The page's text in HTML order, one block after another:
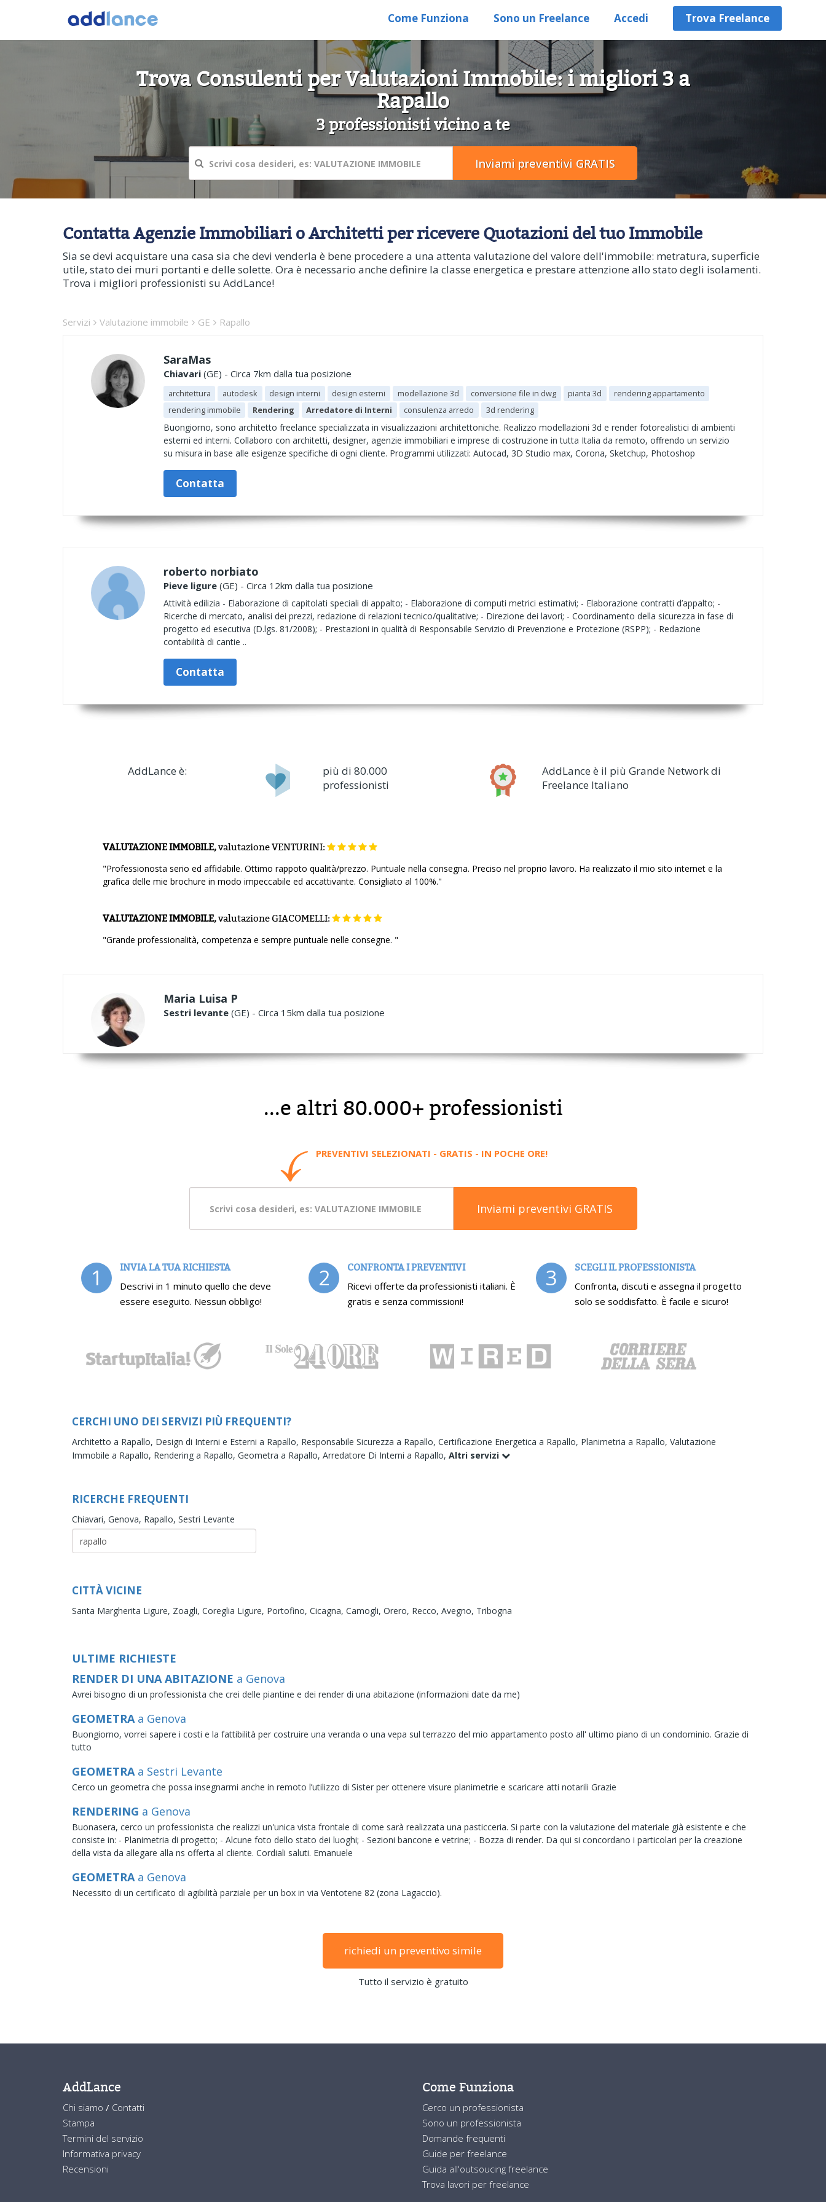
Come Funziona Sono un Freelance Accedi Trova Freelance
Trova Consulenti per Valutazioni Immobile: i migliori 3 a
Rapallo
3 professionisti vicino a te
Contatta Agenzie Immobiliari o Architetti per ricevere Quotazioni del tuo Immobile
Sia se devi acquistare una casa sia che devi venderla è bene procedere a una attenta valutazione del valore dell'immobile: metratura, superficie
utile, stato dei muri portanti e delle solette. Ora è necessario anche definire la classe energetica e prestare attenzione allo stato degli isolamenti.
Trova i migliori professionisti su AddLance!
Servizi Valutazione immobile GE Rapallo
SaraMas
Chiavari (GE) - Circa 7km dalla tua posizione
architettura autodesk design interni design esterni modellazione 3d conversione file in dwg pianta 3d
rendering appartamento
rendering immobile
Rendering Arredatore di Interni consulenza arredo 3d rendering
Buongiorno, sono architetto freelance specializzata in visualizzazioni architettoniche. Realizzo modellazioni 3d e render fotorealistici di ambienti
esterni ed interni. Collaboro con architetti, designer, agenzie immobiliari e imprese di costruzione in tutta Italia da remoto, offrendo un servizio
su misura in base alle esigenze specifiche di ogni cliente. Programmi utilizzati: Autocad, 3D Studio max, Corona, Sketchup, Photoshop
Contatta
roberto norbiato
Pieve ligure (GE) - Circa 12km dalla tua posizione
Attività edilizia - Elaborazione di capitolati speciali di appalto; - Elaborazione di computi metrici estimativi; - Elaborazione contratti d’appalto; -
Ricerche di mercato, analisi dei prezzi, redazione di relazioni tecnico/qualitative; - Direzione dei lavori; - Coordinamento della sicurezza in fase di
progetto ed esecutiva (D.lgs. 81/2008); - Prestazioni in qualità di Responsabile Servizio di Prevenzione e Protezione (RSPP); - Redazione
contabilità di cantie ..
Contatta
AddLance è:
più di 80.000
professionisti
AddLance è il più Grande Network di
Freelance Italiano
VALUTAZIONE IMMOBILE,valutazioneVENTURINI:
"Professionosta serio ed affidabile. Ottimo rappoto qualità/prezzo. Puntuale nella consegna. Preciso nel proprio lavoro. Ha realizzato il mio sito internet e la
grafica delle mie brochure in modo impeccabile ed accattivante. Consigliato al 100%."
VALUTAZIONE IMMOBILE,valutazioneGIACOMELLI:
"Grande professionalità, competenza e sempre puntuale nelle consegne. "
Maria Luisa P
Sestri levante (GE) - Circa 15km dalla tua posizione
...e altri 80.000+ professionisti
PREVENTIVI SELEZIONATI - GRATIS - IN POCHE ORE!
Inviami preventivi GRATIS
1 INVIA LA TUA RICHIESTA
Descrivi in 1 minuto quello che deve
essere eseguito. Nessun obbligo!
2 CONFRONTA I PREVENTIVI
Ricevi offerte da professionisti italiani. È
gratis e senza commissioni!
3 SCEGLI IL PROFESSIONISTA
Confronta, discuti e assegna il progetto
solo se soddisfatto. È facile e sicuro!
CERCHI UNO DEI SERVIZI PIÙ FREQUENTI?
Architetto a Rapallo, Design di Interni e Esterni a Rapallo, Responsabile Sicurezza a Rapallo, Certificazione Energetica a Rapallo, Planimetria a Rapallo, Valutazione
Immobile a Rapallo, Rendering a Rapallo, Geometra a Rapallo, Arredatore Di Interni a Rapallo, Altri servizi
RICERCHE FREQUENTI
Chiavari, Genova, Rapallo, Sestri Levante
CITTÀ VICINE
Santa Margherita Ligure, Zoagli, Coreglia Ligure, Portofino, Cicagna, Camogli, Orero, Recco, Avegno, Tribogna
ULTIME RICHIESTE
RENDER DI UNA ABITAZIONE a Genova
Avrei bisogno di un professionista che crei delle piantine e dei render di una abitazione (informazioni date da me)
GEOMETRA a Genova
Buongiorno, vorrei sapere i costi e la fattibilità per costruire una veranda o una vepa sul terrazzo del mio appartamento posto all' ultimo piano di un condominio. Grazie di
tutto
GEOMETRA a Sestri Levante
Cerco un geometra che possa insegnarmi anche in remoto l’utilizzo di Sister per ottenere visure planimetrie e scaricare atti notarili Grazie
RENDERING a Genova
Buonasera, cerco un professionista che realizzi un'unica vista frontale di come sarà realizzata una pasticceria. Si parte con la valutazione del materiale già esistente e che
consiste in: - Planimetria di progetto; - Alcune foto dello stato dei luoghi; - Sezioni bancone e vetrine; - Bozza di render. Da qui si concordano i particolari per la creazione
della vista da allegare alla ns offerta al cliente. Cordiali saluti. Emanuele
GEOMETRA a Genova
Necessito di un certificato di agibilità parziale per un box in via Ventotene 82 (zona Lagaccio).
richiedi un preventivo simile
Tutto il servizio è gratuito
AddLance
Chi siamo / Contatti
Stampa
Termini del servizio
Informativa privacy
Recensioni
Come Funziona
Cerco un professionista
Sono un professionista
Domande frequenti
Guide per freelance
Guida all'outsoucing freelance
Trova lavori per freelance